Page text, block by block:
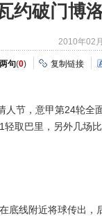
约破门博
2010年02
句(0) 复制链接
节，意甲第24轮全
取巴里，另外几场
线附近将球传出，